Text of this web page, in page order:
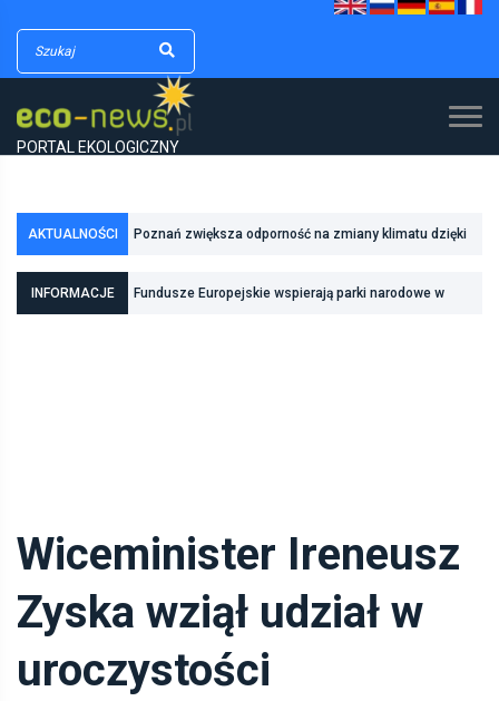
PORTAL EKOLOGICZNY
AKTUALNOŚCI Poznań zwiększa odporność na zmiany klimatu dzięki
INFORMACJE
Fundusze Europejskie wspierają parki narodowe w
Wiceminister Ireneusz
Zyska wziął udział w
uroczystości